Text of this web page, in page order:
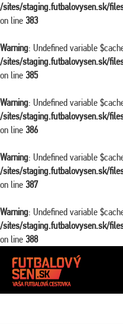
/sites/staging.futbalovysen.sk/
on line 383
Warning: Undefined variable
/sites/staging.futbalovysen.sk/
on line 385
Warning: Undefined variable
/sites/staging.futbalovysen.sk/
on line 386
Warning: Undefined variable
/sites/staging.futbalovysen.sk/
on line 387
Warning: Undefined variable
/sites/staging.futbalovysen.sk/
on line 388